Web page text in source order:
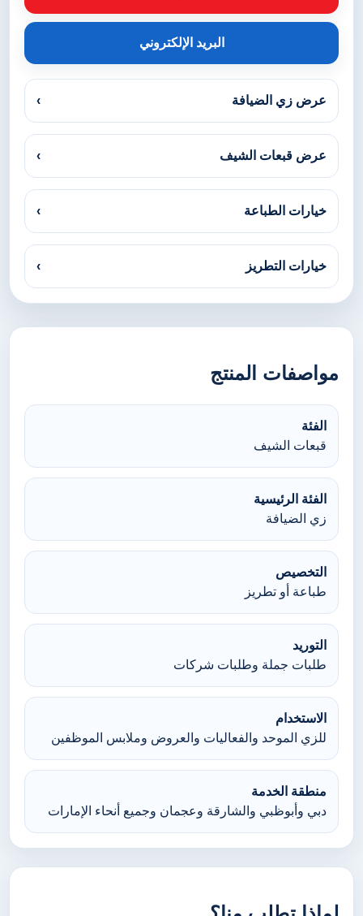
البريد الإلكتروني
عرض زي الضيافة ›
عرض قبعات الشيف ›
خيارات الطباعة ›
خيارات التطريز ›
مواصفات المنتج
الفئة
قبعات الشيف
الفئة الرئيسية
زي الضيافة
التخصيص
طباعة أو تطريز
التوريد
طلبات جملة وطلبات شركات
الاستخدام
للزي الموحد والفعاليات والعروض وملابس الموظفين
منطقة الخدمة
دبي وأبوظبي والشارقة وعجمان وجميع أنحاء الإمارات